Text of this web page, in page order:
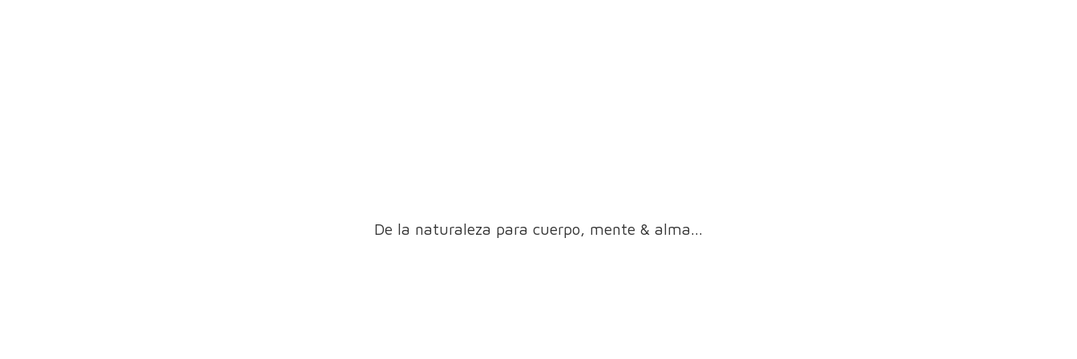
De la naturaleza para cuerpo, mente & alma...